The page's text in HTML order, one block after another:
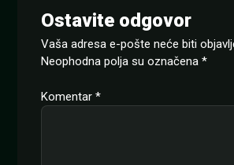
Ostavite odgovor
Vaša adresa e-pošte neće biti
Neophodna polja su označena *
Komentar *